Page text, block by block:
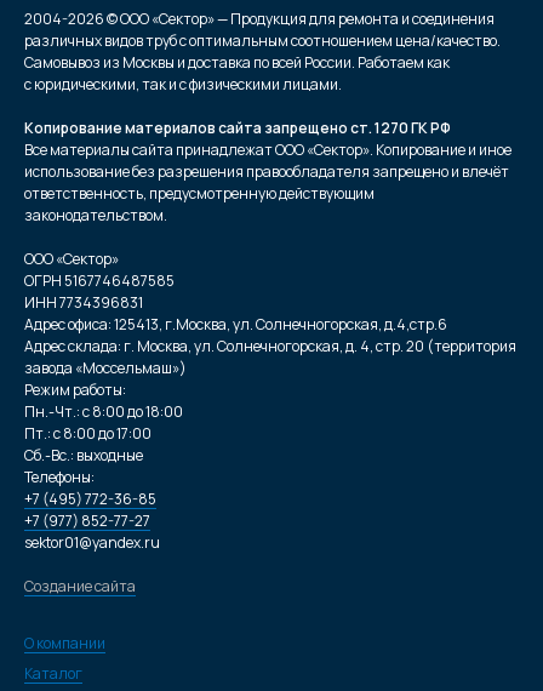
2004-2026 © ООО «Сектор» — Продукция для ремонта и соединения
различных видов труб с оптимальным соотношением цена/качество.
Самовывоз из Москвы и доставка по всей России. Работаем как
с юридическими, так и с физическими лицами.
Копирование материалов сайта запрещено ст. 1270 ГК РФ
Все материалы сайта принадлежат ООО «Сектор». Копирование и иное
использование без разрешения правообладателя запрещено и влечёт
ответственность, предусмотренную действующим
законодательством.
ООО «Сектор»
ОГРН 5167746487585
ИНН 7734396831
Адрес офиса: 125413, г.Москва, ул. Солнечногорская, д.4,стр.6
Адрес склада: г. Москва, ул. Солнечногорская, д. 4, стр. 20 (территория
завода «Моссельмаш»)
Режим работы:
Пн.-Чт.: с 8:00 до 18:00
Пт.: с 8:00 до 17:00
Сб.-Вс.: выходные
Телефоны:
+7 (495) 772-36-85
+7 (977) 852-77-27
sektor01@yandex.ru
Создание сайта
О компании
Каталог